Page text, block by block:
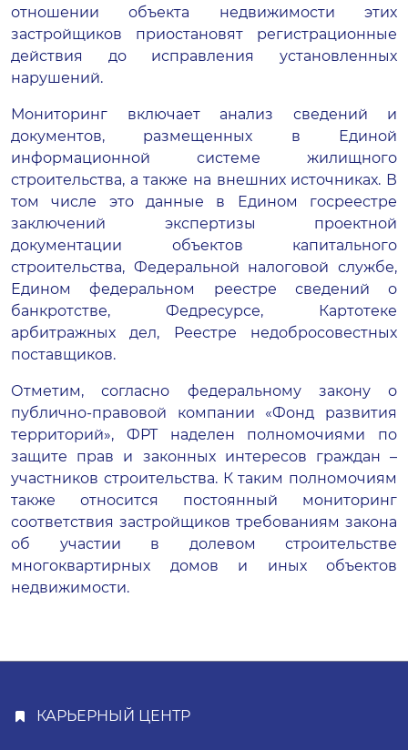
отношении объекта недвижимости этих
застройщиков приостановят регистрационные
действия до исправления установленных
нарушений.
Мониторинг включает анализ сведений и
документов, размещенных в Единой
информационной системе жилищного
строительства, а также на внешних источниках. В
том числе это данные в Едином госреестре
заключений экспертизы проектной
документации объектов капитального
строительства, Федеральной налоговой службе,
Едином федеральном реестре сведений о
банкротстве, Федресурсе, Картотеке
арбитражных дел, Реестре недобросовестных
поставщиков.
Отметим, согласно федеральному закону о
публично-правовой компании «Фонд развития
территорий», ФРТ наделен полномочиями по
защите прав и законных интересов граждан –
участников строительства. К таким полномочиям
также относится постоянный мониторинг
соответствия застройщиков требованиям закона
об участии в долевом строительстве
многоквартирных домов и иных объектов
недвижимости.
КАРЬЕРНЫЙ ЦЕНТР